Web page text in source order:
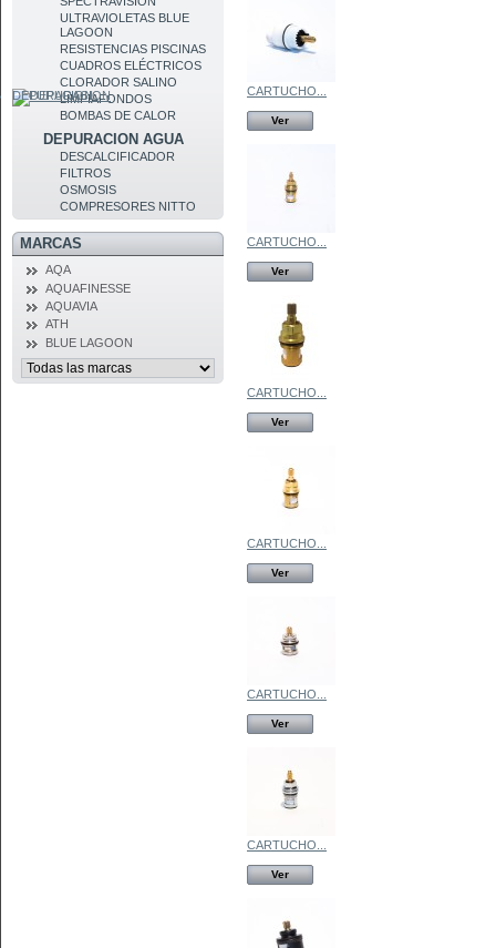
DEPURACION
ULTRAVIOLETAS BLUE
LAGOON
RESISTENCIAS PISCINAS
CUADROS ELÉCTRICOS
CLORADOR SALINO
LIMPIAFONDOS
BOMBAS DE CALOR
DEPURACION AGUA
DESCALCIFICADOR
FILTROS
OSMOSIS
COMPRESORES NITTO
MARCAS
AQA
AQUAFINESSE
AQUAVIA
ATH
BLUE LAGOON
CARTUCHO...
Ver
CARTUCHO...
Ver
CARTUCHO...
Ver
CARTUCHO...
Ver
CARTUCHO...
Ver
CARTUCHO...
Ver